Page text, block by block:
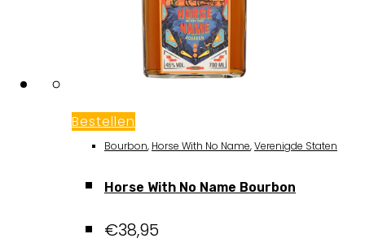
Bestellen
Bourbon, Horse With No Name,Verenigde Staten
Horse With No Name Bourbon
€38,95